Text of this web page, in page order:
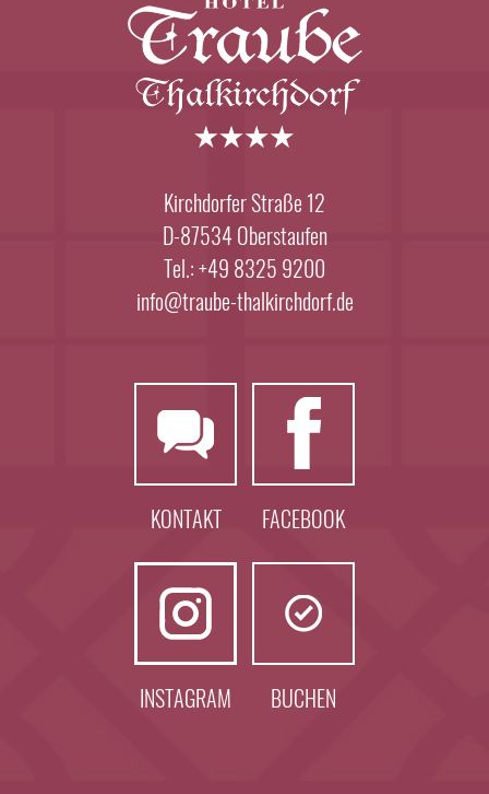
Kirchdorfer Straße 12
D-87534 Oberstaufen
Tel.: +49 8325 9200
info@traube-thalkirchdorf.de
KONTAKT FACEBOOK
INSTAGRAM BUCHEN